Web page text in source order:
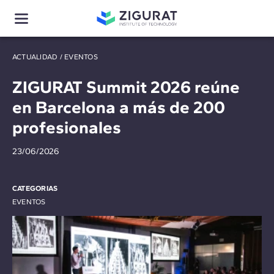
ACTUALIDAD / EVENTOS
ZIGURAT Summit 2026 reúne
en Barcelona a más de 200
profesionales
23/06/2026
CATEGORIAS
EVENTOS